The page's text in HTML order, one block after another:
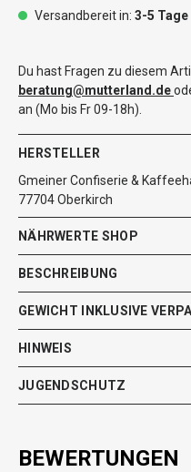
Versandbereit in: 3-5 Tage
Du hast Fragen zu diesem
beratung@mutterland.de
an (Mo bis Fr 09-18h).
HERSTELLER
Gmeiner Confiserie &
77704 Oberkirch
NÄHRWERTE SHOP
BESCHREIBUNG
GEWICHT INKLUSIVE
HINWEIS
JUGENDSCHUTZ
BEWERTUNGEN